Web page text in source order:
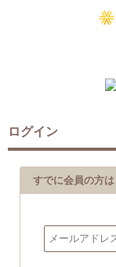
ログイン
すでに会員の方